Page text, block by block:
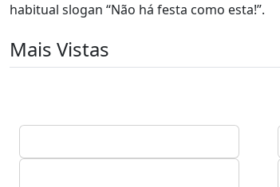
habitual slogan “Não há festa como esta!”.
Mais Vistas